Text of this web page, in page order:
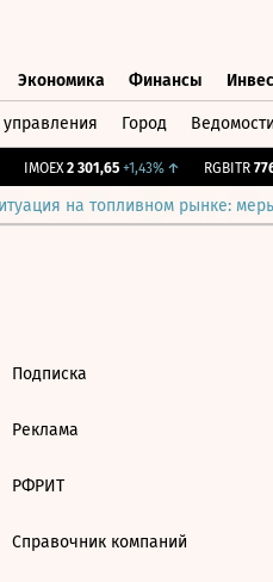
Экономика Финансы
Город
IMOEX 2 301,65 +1,43%↑ RGBITR
на топливном рынке:
Подписка
Реклама
РФРИТ
Справочник компаний